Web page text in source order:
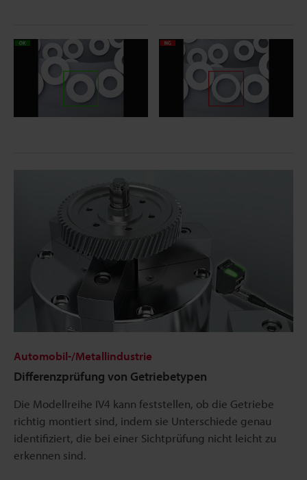
Automobil-/Metallindustrie
Differenzprüfung von Getriebetypen
Die Modellreihe IV4 kann feststellen, ob die Getriebe
richtig montiert sind, indem sie Unterschiede genau
identifiziert, die bei einer Sichtprüfung nicht leicht zu
erkennen sind.